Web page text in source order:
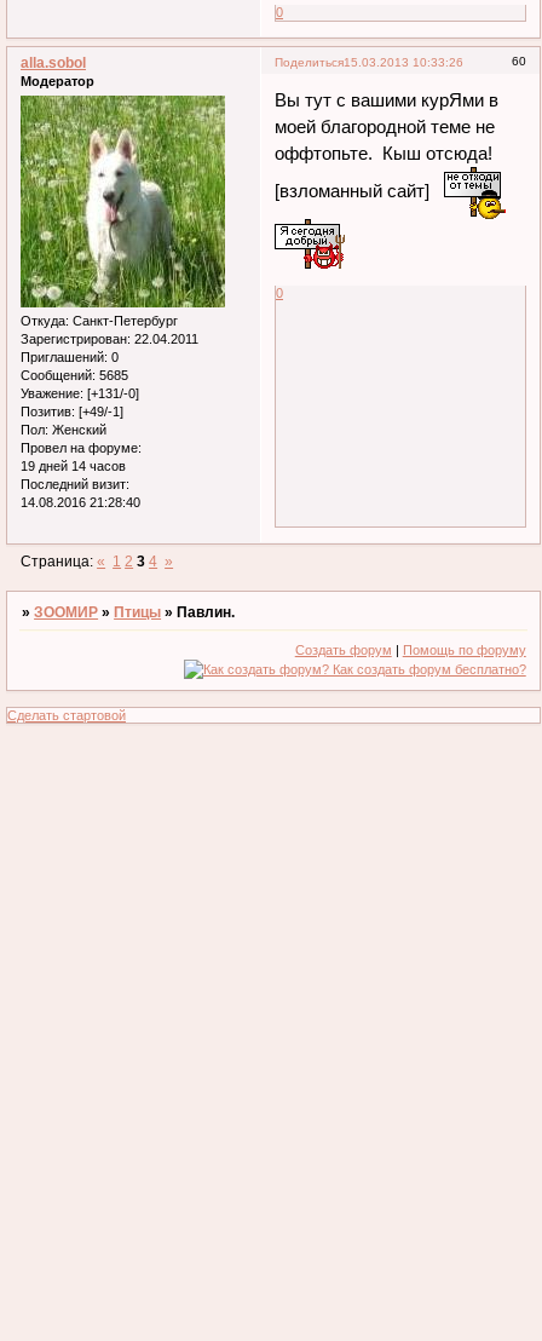
0
Поделиться 60
15.03.2013 10:33:26
alla.sobol
Модератор
Откуда: Санкт-Петербург
Зарегистрирован: 22.04.2011
Приглашений: 0
Сообщений: 5685
Уважение: [+131/-0]
Позитив: [+49/-1]
Пол: Женский
Провел на форуме:
19 дней 14 часов
Последний визит:
14.08.2016 21:28:40
Вы тут с вашими курЯми в
моей благородной теме не
оффтопьте. Кыш отсюда!
[взломанный сайт]
0
Страница:« 1 2 3 4 »
»ЗООМИР »Птицы »Павлин.
Создать форум Помощь по форуму
Сделать стартовой